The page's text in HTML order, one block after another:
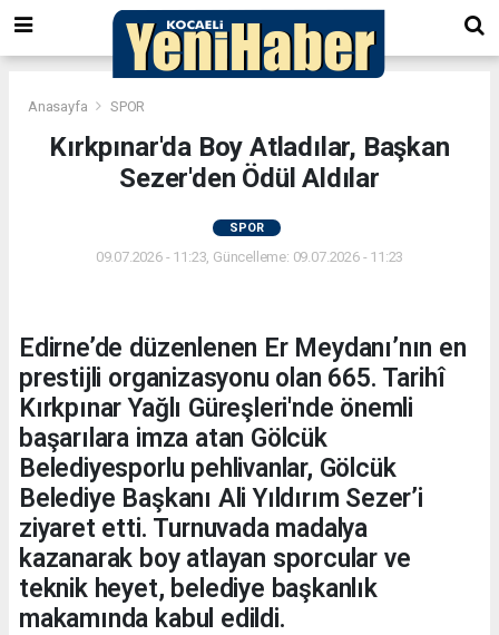
Anasayfa SPOR
Kırkpınar'da Boy Atladılar, Başkan
Sezer'den Ödül Aldılar
SPOR
09.07.2026 - 11:23, Güncelleme: 09.07.2026 - 11:23
Edirne’de düzenlenen Er Meydanı’nın en
prestijli organizasyonu olan 665. Tarihî
Kırkpınar Yağlı Güreşleri'nde önemli
başarılara imza atan Gölcük
Belediyesporlu pehlivanlar, Gölcük
Belediye Başkanı Ali Yıldırım Sezer’i
ziyaret etti. Turnuvada madalya
kazanarak boy atlayan sporcular ve
teknik heyet, belediye başkanlık
makamında kabul edildi.